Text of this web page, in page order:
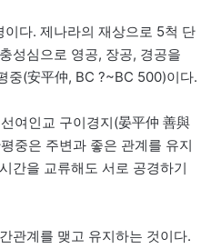
다. 제나라의 재상으로 5척 단
성심으로 영공, 장공, 경공을
중(安平仲, BC ?~BC 500)이다.
여인교 구이경지(晏平仲 善與
중은 주변과 좋은 관계를 유지
간을 교류해도 서로 공경하기
관계를 맺고 유지하는 것이다.